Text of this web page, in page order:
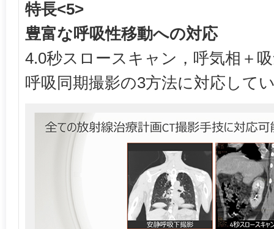
特長<5>
豊富な呼吸性移動への対応
4.0秒スロースキャン，呼気相＋
呼吸同期撮影の3方法に対応して